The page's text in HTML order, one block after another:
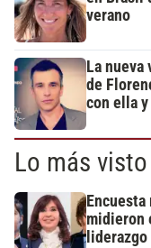
verano
La
de
con ella
Lo más visto
midieron